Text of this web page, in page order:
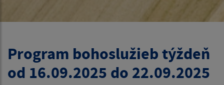
Program bohoslužieb týždeň
od 16.09.2025 do 22.09.2025